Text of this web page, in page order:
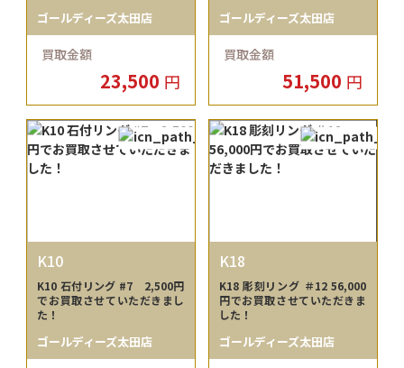
ゴールディーズ太田店
買取金額
23,500 円
ゴールディーズ太田店
買取金額
51,500 円
K10
K10 石付リング #7 2,500円
でお買取させていただきまし
た！
ゴールディーズ太田店
K18
K18 彫刻リング ＃12 56,000
円でお買取させていただきま
した！
ゴールディーズ太田店